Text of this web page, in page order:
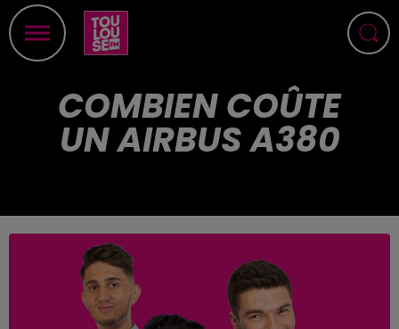
COMBIEN COÛTE
UN AIRBUS A380